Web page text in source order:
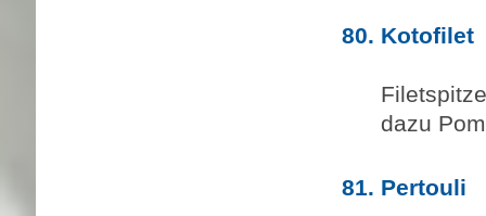
80. Kotofilet
dazu
81. Pertouli